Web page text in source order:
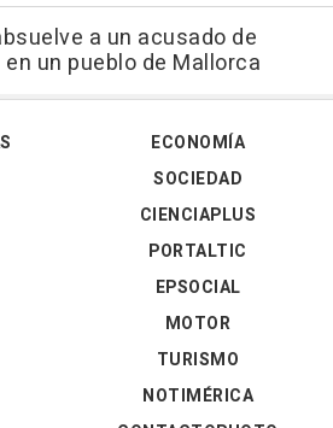
a un acusado de
un pueblo de Mallorca
ECONOMÍA
SOCIEDAD
CIENCIAPLUS
PORTALTIC
EPSOCIAL
MOTOR
TURISMO
NOTIMÉRICA